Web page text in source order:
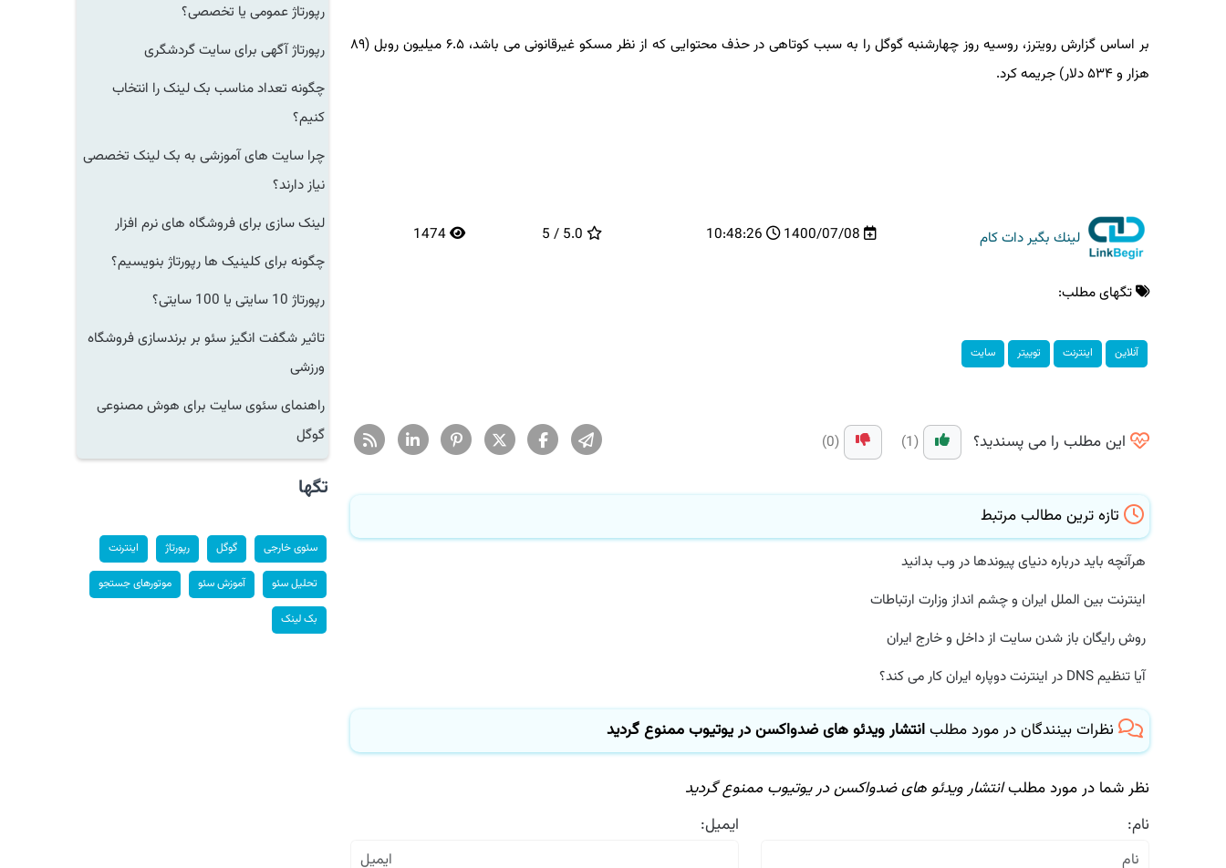
بر اساس گزارش رویترز، روسیه روز چهارشنبه گوگل را به سبب کوتاهی در حذف محتوایی که از نظر مسکو غیرقانونی می باشد، ۶.۵ میلیون روبل (۸۹
هزار و ۵۳۴ دلار) جریمه کرد.
لینك بگیر دات كام 1400/07/08
10:48:26
5.0 / 5
1474
تگهای مطلب:
آنلاین اینترنت توییتر سایت
این مطلب را می پسندید؟
تازه ترین مطالب مرتبط
هرآنچه باید درباره دنیای پیوندها در وب بدانید
اینترنت بین الملل ایران و چشم انداز وزارت ارتباطات
روش رایگان باز شدن سایت از داخل و خارج ایران
آیا تنظیم DNS در اینترنت دوپاره ایران کار می کند؟
نظرات بینندگان در مورد مطلبانتشار ویدئو های ضدواکسن در یوتیوب ممنوع گردید
نظر شما در مورد مطلبانتشار ویدئو های ضدواکسن در یوتیوب ممنوع گردید
نام:
ایمیل:
رپورتاژ عمومی یا تخصصی؟
رپورتاژ آگهی برای سایت گردشگری
چگونه تعداد مناسب بک لینک را انتخاب
کنیم؟
چرا سایت های آموزشی به بک لینک تخصصی
نیاز دارند؟
لینک سازی برای فروشگاه های نرم افزار
چگونه برای کلینیک ها رپورتاژ بنویسیم؟
رپورتاژ 10 سایتی یا 100 سایتی؟
تاثیر شگفت انگیز سئو بر برندسازی فروشگاه
ورزشی
راهنمای سئوی سایت برای هوش مصنوعی
گوگل
تگها
سئوی خارجی گوگل رپورتاژ اینترنت
تحلیل سئو آموزش سئو موتورهای جستجو
بک لینک